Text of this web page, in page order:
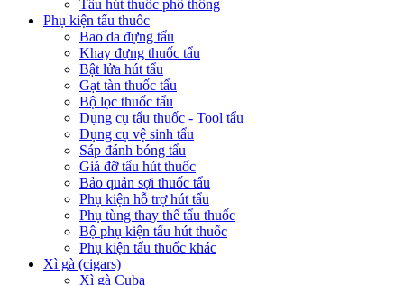
Tẩu hút thuốc phổ thông
Phụ kiện tẩu thuốc
Bao da đựng tẩu
Khay đựng thuốc tẩu
Bật lửa hút tẩu
Gạt tàn thuốc tẩu
Bộ lọc thuốc tẩu
Dụng cụ tẩu thuốc - Tool tẩu
Dụng cụ vệ sinh tẩu
Sáp đánh bóng tẩu
Giá đỡ tẩu hút thuốc
Bảo quản sợi thuốc tẩu
Phụ kiện hỗ trợ hút tẩu
Phụ tùng thay thế tẩu thuốc
Bộ phụ kiện tẩu hút thuốc
Phụ kiện tẩu thuốc khác
Xì gà (cigars)
Xì gà Cuba